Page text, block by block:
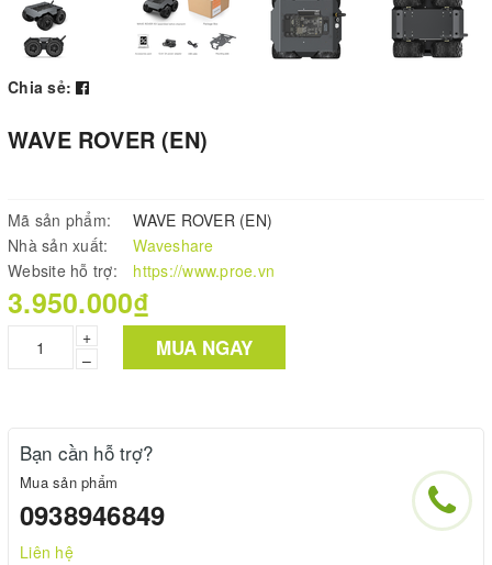
Chia sẻ:
WAVE ROVER (EN)
Mã sản phẩm:
WAVE ROVER (EN)
Nhà sản xuất:
Waveshare
Website hỗ trợ:
https://www.proe.vn
3.950.000₫
+
–
MUA NGAY
Bạn cần hỗ trợ?
Mua sản phẩm
0938946849
Liên hệ